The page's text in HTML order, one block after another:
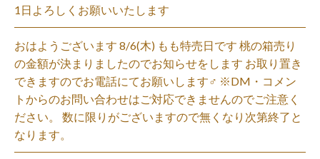
1日よろしくお願いいたします
おはようございます 8/6(木) もも特売日です 桃の箱売り
の金額が決まりましたのでお知らせをします お取り置き
できますのでお電話にてお願いします‍♂️ ※DM・コメン
トからのお問い合わせはご対応できませんのでご注意く
ださい。 数に限りがございますので無くなり次第終了と
なります。